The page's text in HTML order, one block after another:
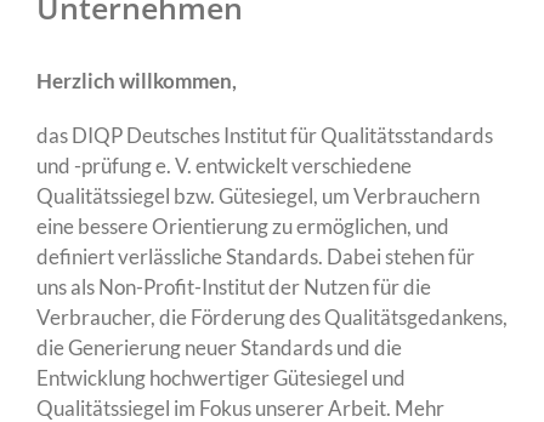
Herzlich willkommen,
das DIQP Deutsches Institut für Qualitätsstandards
und -prüfung e. V. entwickelt verschiedene
Qualitätssiegel bzw. Gütesiegel, um Verbrauchern
eine bessere Orientierung zu ermöglichen, und
definiert verlässliche Standards. Dabei stehen für
uns als Non-Profit-Institut der Nutzen für die
Verbraucher, die Förderung des Qualitätsgedankens,
die Generierung neuer Standards und die
Entwicklung hochwertiger Gütesiegel und
Qualitätssiegel im Fokus unserer Arbeit. Mehr